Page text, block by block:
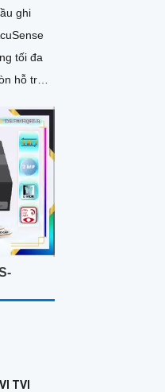
ghi
tối đa
TVI